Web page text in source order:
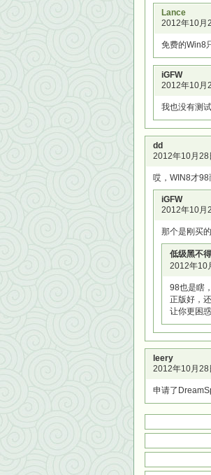
Lance
2012年10月
免费的Win8
iGFW
2012年10月
我也没有测
dd
2012年10月28
哎，WIN8才
iGFW
2012年10月
那个是刚买
低级黑不得
2012年10
98也是瞎
正版好，
让你更困
leery
2012年10月28
申请了